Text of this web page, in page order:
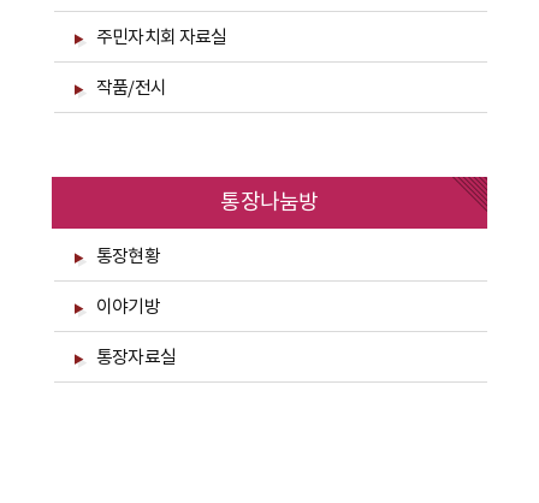
주민자치회 자료실
작품/전시
통장나눔방
통장현황
이야기방
통장자료실